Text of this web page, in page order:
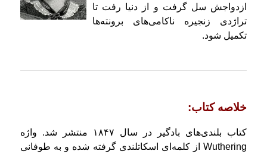
ازدواجش سل گرفت و از دنیا رفت تا
تراژدی زنجیره ناکامی‌های برونته‌ها
تکمیل شود.
خلاصه كتاب:
کتاب بلندی‌های بادگیر در سال ۱۸۴۷ منتشر شد. واژه
Wuthering از کلمه‌ای اسکاتلندی گرفته شده‌ و به طوفانی